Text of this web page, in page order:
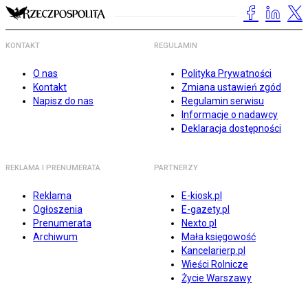
KONTAKT
O nas
Kontakt
Napisz do nas
REGULAMIN
Polityka Prywatności
Zmiana ustawień zgód
Regulamin serwisu
Informacje o nadawcy
Deklaracja dostępności
REKLAMA I PRENUMERATA
Reklama
Ogłoszenia
Prenumerata
Archiwum
PARTNERZY
E-kiosk.pl
E-gazety.pl
Nexto.pl
Mała księgowość
Kancelarierp.pl
Wieści Rolnicze
Życie Warszawy